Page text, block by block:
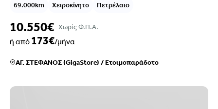
69.000km Χειροκίνητο Πετρέλαιο
10.550€- Xωρίς Φ.Π.Α.
ή από 173€/μήνα
ΑΓ. ΣΤΕΦΑΝΟΣ (GigaStore) /Ετοιμοπαράδοτο